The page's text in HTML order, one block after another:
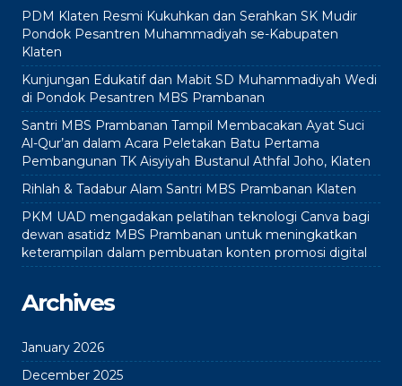
PDM Klaten Resmi Kukuhkan dan Serahkan SK Mudir
Pondok Pesantren Muhammadiyah se-Kabupaten
Klaten
Kunjungan Edukatif dan Mabit SD Muhammadiyah Wedi
di Pondok Pesantren MBS Prambanan
Santri MBS Prambanan Tampil Membacakan Ayat Suci
Al-Qur’an dalam Acara Peletakan Batu Pertama
Pembangunan TK Aisyiyah Bustanul Athfal Joho, Klaten
Rihlah & Tadabur Alam Santri MBS Prambanan Klaten
PKM UAD mengadakan pelatihan teknologi Canva bagi
dewan asatidz MBS Prambanan untuk meningkatkan
keterampilan dalam pembuatan konten promosi digital
Archives
January 2026
December 2025